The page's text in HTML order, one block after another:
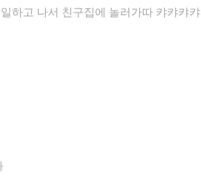
하고 나서 친구집에 놀러가따 캬캬캬캬